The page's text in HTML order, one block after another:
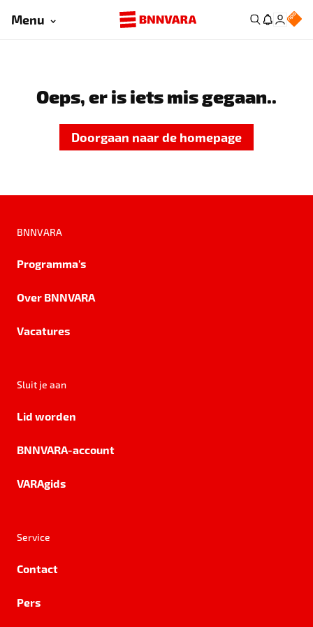
Menu
Oeps, er is iets mis gegaan..
Doorgaan naar de homepage
BNNVARA
Programma's
Over BNNVARA
Vacatures
Sluit je aan
Lid worden
BNNVARA-account
VARAgids
Service
Contact
Pers